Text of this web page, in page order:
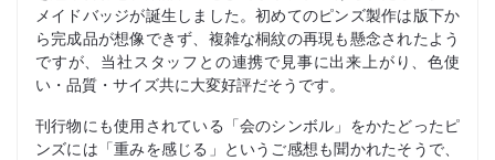
メイドバッジが誕生しました。初めてのピンズ製作は版下か
ら完成品が想像できず、複雑な桐紋の再現も懸念されたよう
ですが、当社スタッフとの連携で見事に出来上がり、色使
い・品質・サイズ共に大変好評だそうです。
刊行物にも使用されている「会のシンボル」をかたどったピ
ンズには「重みを感じる」というご感想も聞かれたそうで、